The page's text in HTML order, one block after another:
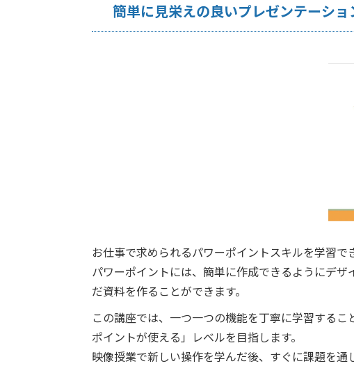
簡単に見栄えの良いプレゼンテーショ
お仕事で求められるパワーポイントスキルを学習で
パワーポイントには、簡単に作成できるようにデ
だ資料を作ることができます。
この講座では、一つ一つの機能を丁寧に学習する
ポイントが使える」レベルを目指します。
映像授業で新しい操作を学んだ後、すぐに課題を通